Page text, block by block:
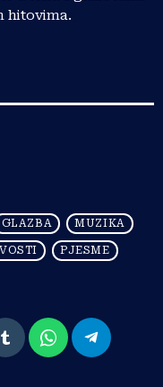
hitovima.
GLAZBA MUZIKA
PJESME